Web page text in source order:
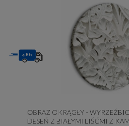
OBRAZ OKRĄGŁY -
DESEŃ Z BIAŁYMI LIŚĆMI Z
48h